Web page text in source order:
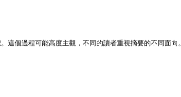
這個過程可能高度主觀，不同的讀者重視摘要的不同面